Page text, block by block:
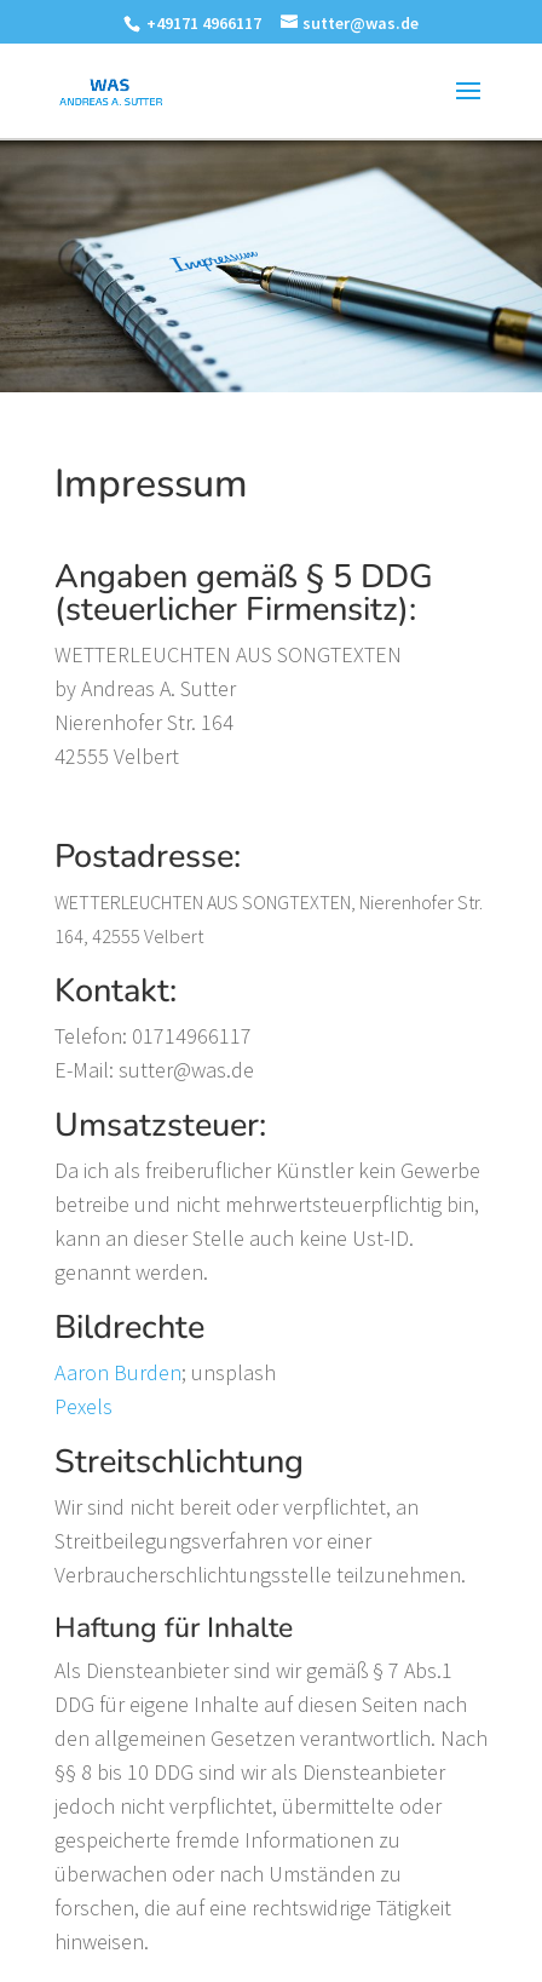
+49171 4966117 sutter@was.de
Impressum
Angaben gemäß § 5 DDG
(steuerlicher Firmensitz):
WETTERLEUCHTEN AUS SONGTEXTEN
by Andreas A. Sutter
Nierenhofer Str. 164
42555 Velbert
Postadresse:
WETTERLEUCHTEN AUS SONGTEXTEN, Nierenhofer Str.
164, 42555 Velbert
Kontakt:
Telefon: 01714966117
E-Mail: sutter@was.de
Umsatzsteuer:
Da ich als freiberuflicher Künstler kein Gewerbe
betreibe und nicht mehrwertsteuerpflichtig bin,
kann an dieser Stelle auch keine Ust-ID.
genannt werden.
Bildrechte
Aaron Burden; unsplash
Pexels
Streitschlichtung
Wir sind nicht bereit oder verpflichtet, an
Streitbeilegungsverfahren vor einer
Verbraucherschlichtungsstelle teilzunehmen.
Haftung für Inhalte
Als Diensteanbieter sind wir gemäß § 7 Abs.1
DDG für eigene Inhalte auf diesen Seiten nach
den allgemeinen Gesetzen verantwortlich. Nach
§§ 8 bis 10 DDG sind wir als Diensteanbieter
jedoch nicht verpflichtet, übermittelte oder
gespeicherte fremde Informationen zu
überwachen oder nach Umständen zu
forschen, die auf eine rechtswidrige Tätigkeit
hinweisen.